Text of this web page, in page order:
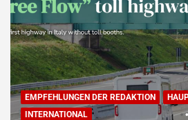
EMPFEHLUNGEN DER REDAKTION
INTERNATIONAL